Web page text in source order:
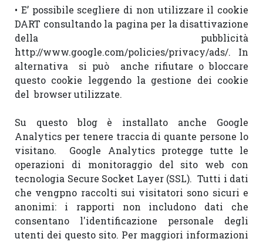
• E’ possibile scegliere di non utilizzare il cookie
DART consultando la pagina per la disattivazione
della pubblicità
http://www.google.com/policies/privacy/ads/. In
alternativa  si può  anche rifiutare o bloccare
questo cookie leggendo la gestione dei cookie
del  browser utilizzate.
Su questo blog è installato anche Google
Analytics per tenere traccia di quante persone lo
visitano.  Google Analytics protegge tutte le
operazioni di monitoraggio del sito web con
tecnologia Secure Socket Layer (SSL).  Tutti i dati
che vengpno raccolti sui visitatori sono sicuri e
anonimi: i rapporti non includono dati che
consentano l'identificazione personale degli
utenti dei questo sito. Per maggiori informazioni